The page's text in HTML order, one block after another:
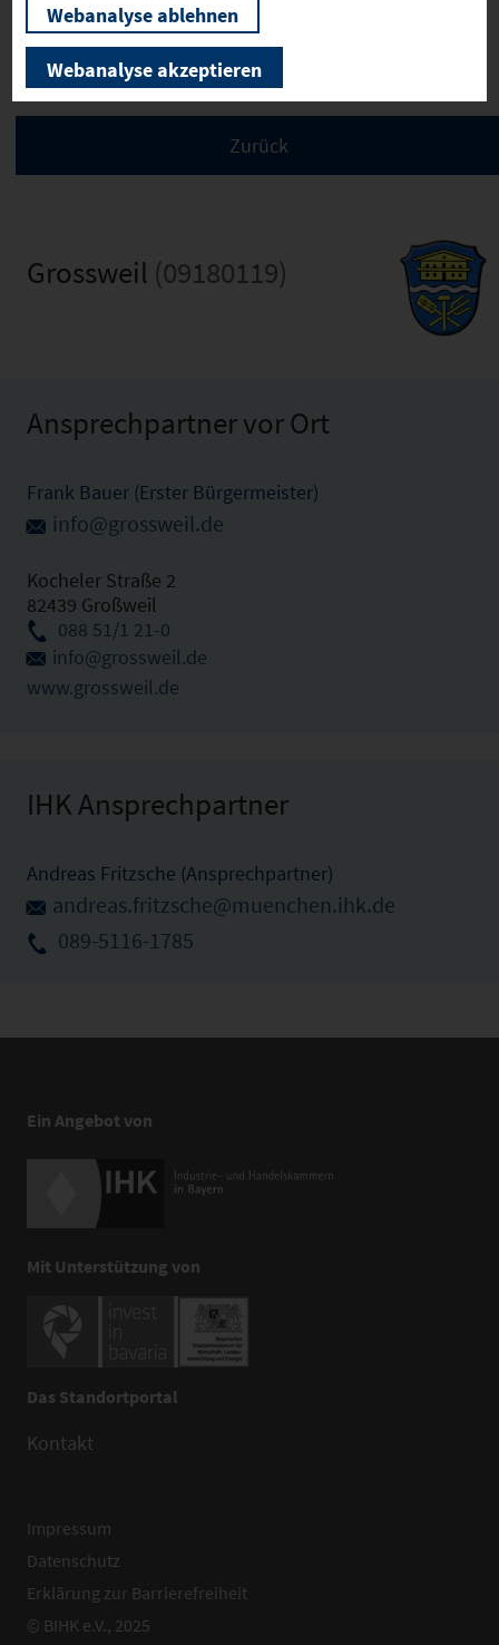
Kommunale Infrastruktur
Grossweil (09180119)
Ansprechpartner vor Ort
Frank Bauer (Erster Bürgermeister)
info@grossweil.de
Kocheler Straße 2
82439 Großweil
088 51/1 21-0
info@grossweil.de
www.grossweil.de
IHK Ansprechpartner
Andreas Fritzsche (Ansprechpartner)
andreas.fritzsche@muenchen.ihk.de
089-5116-1785
Ein Angebot von
Mit Unterstützung von
Das Standortportal
Kontakt
Impressum
Datenschutz
Erklärung zur Barrierefreiheit
© BIHK e.V., 2025
Webanalyse ablehnen
Webanalyse akzeptieren